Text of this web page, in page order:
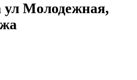
Молодежная,